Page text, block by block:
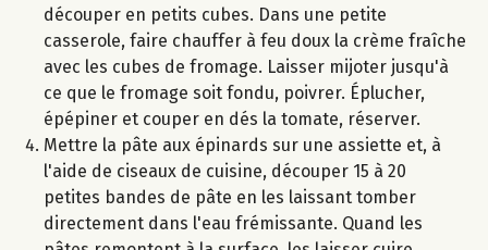
découper en petits cubes. Dans une petite
casserole, faire chauffer à feu doux la crème fraîche
avec les cubes de fromage. Laisser mijoter jusqu'à
ce que le fromage soit fondu, poivrer. Éplucher,
épépiner et couper en dés la tomate, réserver.
Mettre la pâte aux épinards sur une assiette et, à
l'aide de ciseaux de cuisine, découper 15 à 20
petites bandes de pâte en les laissant tomber
directement dans l'eau frémissante. Quand les